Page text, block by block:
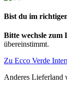
Bist du im
Bitte wechsle zum
übereinstimmt.
Zu Ecco Verde
Anderes Lieferland